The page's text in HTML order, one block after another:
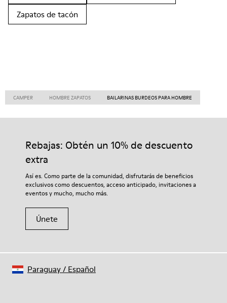
Zapatos de tacón
CAMPER HOMBRE ZAPATOS BAILARINAS BURDEOS PARA HOMBRE
Rebajas: Obtén un 10% de descuento
extra
Así es. Como parte de la comunidad, disfrutarás de beneficios
exclusivos como descuentos, acceso anticipado, invitaciones a
eventos y mucho, mucho más.
Únete
Paraguay/ Español